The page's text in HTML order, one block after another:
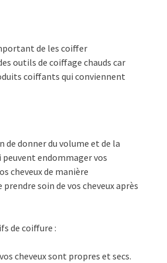
de les coiffer
outils de coiffage chauds car
coiffants qui conviennent
donner du volume et de la
peuvent endommager vos
cheveux de manière
soin de vos cheveux après
de coiffure :
cheveux sont propres et secs.